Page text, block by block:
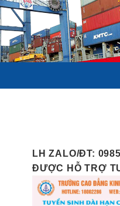
LH ZALO/ĐT:
ĐƯỢC HỖ TRỢ